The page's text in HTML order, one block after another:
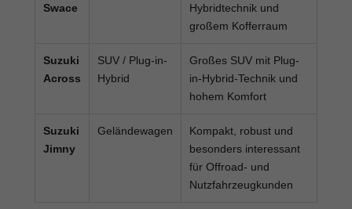
Swace
Hybridtechnik und
großem Kofferraum
Suzuki
Across
SUV / Plug-in-
Hybrid
Großes SUV mit Plug-
in-Hybrid-Technik und
hohem Komfort
Suzuki
Jimny
Geländewagen
Kompakt, robust und
besonders interessant
für Offroad- und
Nutzfahrzeugkunden